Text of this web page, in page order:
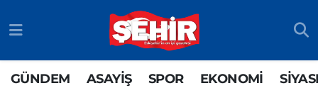
GÜNDEM ASAYİŞ SPOR EKONOMİ
Odunpazarı Nöbetçi Eczaneler
Odunpazarı Hava Durumu